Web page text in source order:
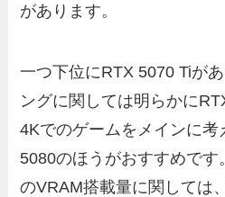
があります。
一つ下位にRTX 5070 Tiが
ングに関しては明らかに
4Kでのゲームをメインに
5080のほうがおすすめで
のVRAM搭載量に関しては